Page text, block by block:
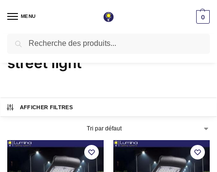
MENU 0
Accueil / Produits identifiés “street light”
street light
AFFICHER FILTRES